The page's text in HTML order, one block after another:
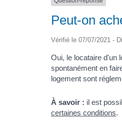
Peut-on
Vérifié le 07/07/2021 -
Oui, le locataire d'un
spontanément en
logement sont
À savoir : il est
certaines conditions.